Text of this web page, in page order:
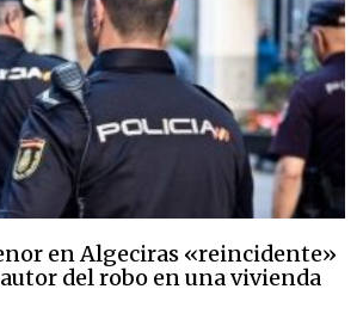
en Algeciras «reincidente»
del robo en una vivienda